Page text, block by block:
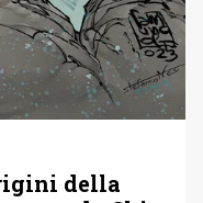
della